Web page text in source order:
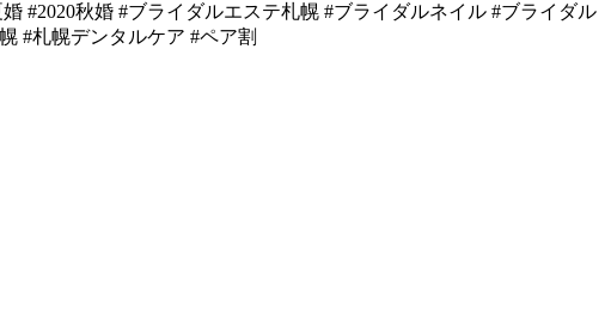
#2020秋婚 #ブライダルエステ札幌 #ブライダルネイル #ブライダル
#札幌デンタルケア #ペア割